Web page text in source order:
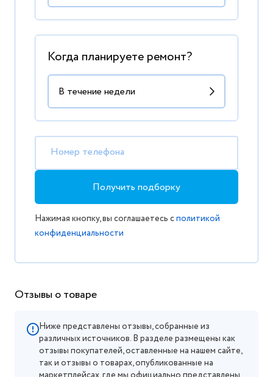
Когда планируете ремонт?
Номер телефона
Получить подборку
Нажимая кнопку, вы соглашаетесь сполитикой
конфиденциальности
Отзывы о товаре
Ниже представлены отзывы, собранные из
различных источников. В разделе размещены как
отзывы покупателей, оставленные на нашем сайте,
так и отзывы о товарах, опубликованные на